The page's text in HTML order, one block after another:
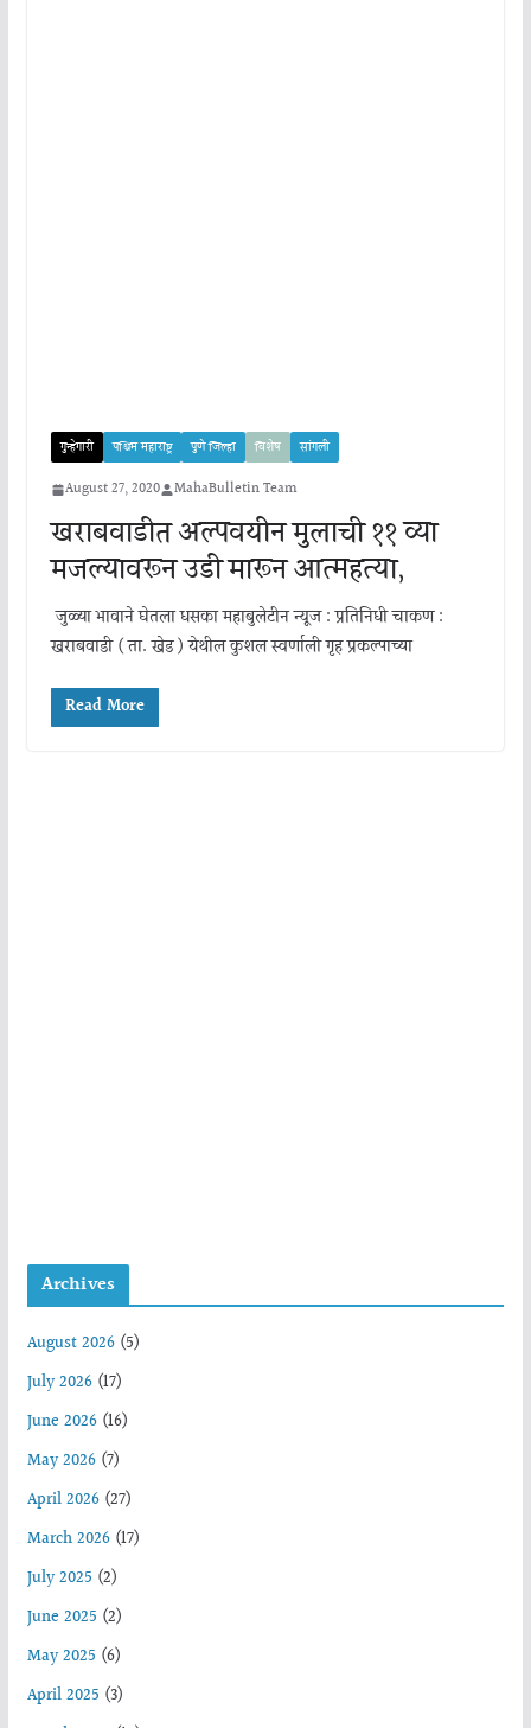
गुन्हेगारी पश्चिम महाराष्ट्र पुणे जिल्हा विशेष सांगली
August 27, 2020 MahaBulletin Team
खराबवाडीत अल्पवयीन मुलाची ११ व्या
मजल्यावरून उडी मारून आत्महत्या,
जुळ्या भावाने घेतला धसका महाबुलेटीन न्यूज : प्रतिनिधी चाकण :
खराबवाडी ( ता. खेड ) येथील कुशल स्वर्णाली गृह प्रकल्पाच्या
Read More
Archives
August 2026(5)
July 2026(17)
June 2026(16)
May 2026(7)
April 2026(27)
March 2026(17)
July 2025 (2)
June 2025 (2)
May 2025 (6)
April 2025 (3)